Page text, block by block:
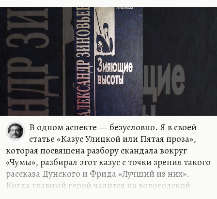
В одном аспекте — безусловно. Я в своей
статье «Казус Улицкой или Пятая проза»,
которая посвящена разбору скандала вокруг
«Чумы», разбирал этот казус с точки зрения такого
рассказа Дунского и Фрида «Лучший из них».
Когда главный герой чалится на вологодской